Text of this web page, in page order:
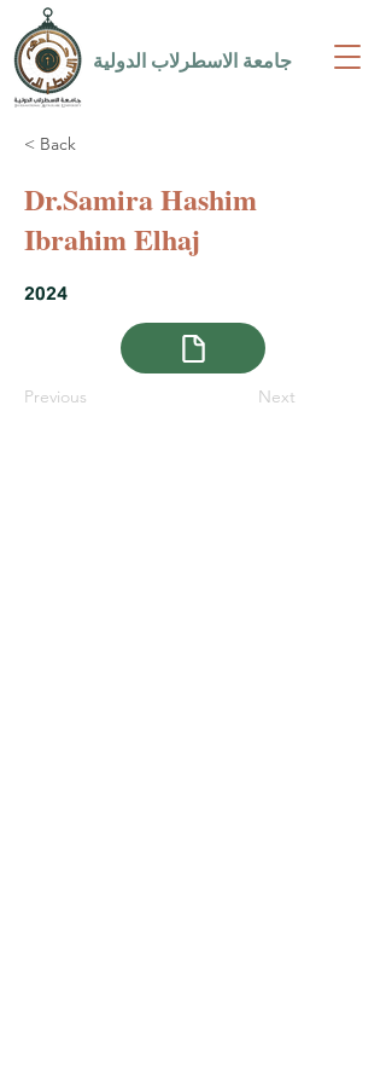
جامعة الاسطرلاب الدولية
< Back
Dr.Samira Hashim
Ibrahim Elhaj
2024
Previous Next